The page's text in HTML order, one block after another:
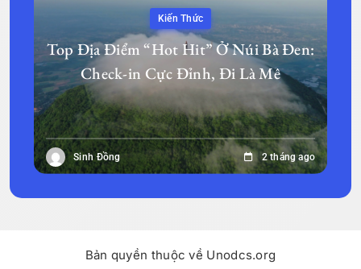
Kiến Thức
Top Địa Điểm “Hot Hit” Ở Núi Bà Đen:
Check-in Cực Đỉnh, Đi Là Mê
Sinh Đồng 2 tháng ago
Bản quyền thuộc về Unodcs.org